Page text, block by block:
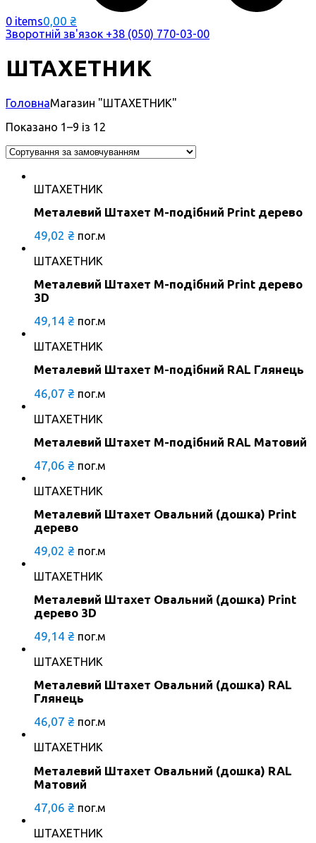
0 items0,00 ₴
Зворотній зв'язок +38 (050) 770-03-00
ШТАХЕТНИК
ГоловнаМагазин "ШТАХЕТНИК"
Показано 1–9 із 12
ШТАХЕТНИК
Металевий Штахет М-подібний Print дерево
49,02 ₴ пог.м
ШТАХЕТНИК
Металевий Штахет М-подібний Print дерево
3D
49,14 ₴ пог.м
ШТАХЕТНИК
Металевий Штахет М-подібний RAL Глянець
46,07 ₴ пог.м
ШТАХЕТНИК
Металевий Штахет М-подібний RAL Матовий
47,06 ₴ пог.м
ШТАХЕТНИК
Металевий Штахет Овальний (дошка) Print
дерево
49,02 ₴ пог.м
ШТАХЕТНИК
Металевий Штахет Овальний (дошка) Print
дерево 3D
49,14 ₴ пог.м
ШТАХЕТНИК
Металевий Штахет Овальний (дошка) RAL
Глянець
46,07 ₴ пог.м
ШТАХЕТНИК
Металевий Штахет Овальний (дошка) RAL
Матовий
47,06 ₴ пог.м
ШТАХЕТНИК